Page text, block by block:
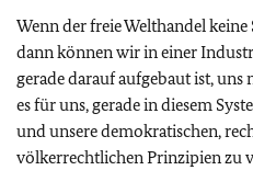
Wenn der freie Welthandel
dann können wir in einer
gerade darauf aufgebaut ist,
es für uns, gerade in diesem
und unsere demokratischen,
völkerrechtlichen Prinzipien zu